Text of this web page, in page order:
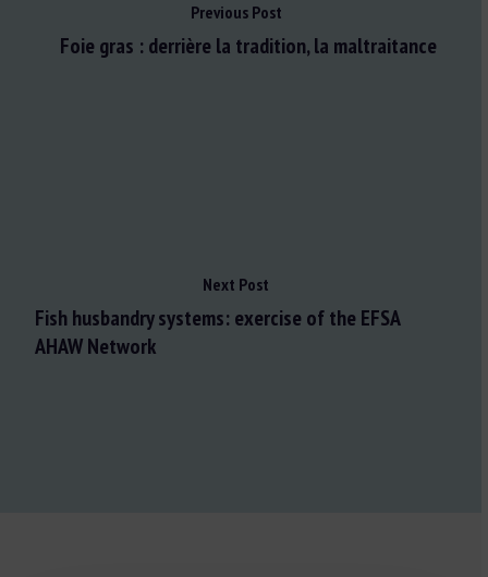
Previous Post
Foie gras : derrière la tradition, la maltraitance
Next Post
Fish husbandry systems: exercise of the EFSA
AHAW Network